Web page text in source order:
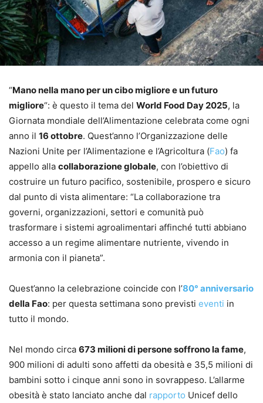
“Mano nella mano per un cibo migliore e un futuro
migliore“: è questo il tema del World Food Day 2025, la
Giornata mondiale dell’Alimentazione celebrata come ogni
anno il 16 ottobre. Quest’anno l’Organizzazione delle
Nazioni Unite per l’Alimentazione e l’Agricoltura (Fao) fa
appello alla collaborazione globale, con l’obiettivo di
costruire un futuro pacifico, sostenibile, prospero e sicuro
dal punto di vista alimentare: “La collaborazione tra
governi, organizzazioni, settori e comunità può
trasformare i sistemi agroalimentari affinché tutti abbiano
accesso a un regime alimentare nutriente, vivendo in
armonia con il pianeta”.
Quest’anno la celebrazione coincide con l’80° anniversario
della Fao: per questa settimana sono previsti eventi in
tutto il mondo.
Nel mondo circa 673 milioni di personesoffrono la fame,
900 milioni di adulti sono affetti da obesità e 35,5 milioni di
bambini sotto i cinque anni sono in sovrappeso. L’allarme
obesità è stato lanciato anche dal rapporto Unicef dello